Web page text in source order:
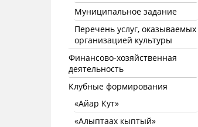
Муниципальное задание
Перечень услуг, оказываемых
организацией культуры
Финансово-хозяйственная
деятельность
Клубные формирования
«Айар Кут»
«Алыптаах кыптый»